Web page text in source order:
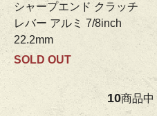
シャープエンド クラッチ
レバー アルミ 7/8inch
22.2mm
SOLD OUT
10商品中